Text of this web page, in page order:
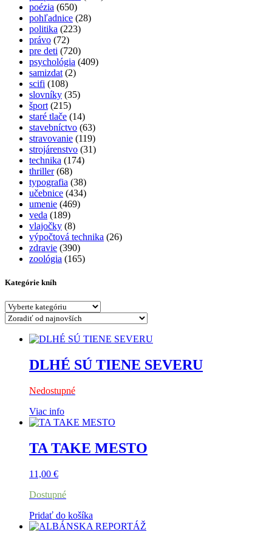
poézia (650)
pohľadnice (28)
politika (223)
právo (72)
pre deti (720)
psychológia (409)
samizdat (2)
scifi (108)
slovníky (35)
šport (215)
staré tlače (14)
stavebníctvo (63)
stravovanie (119)
strojárenstvo (31)
technika (174)
thriller (68)
typografia (38)
učebnice (434)
umenie (469)
veda (189)
vlajočky (8)
výpočtová technika (26)
zdravie (390)
zoológia (165)
Kategórie kníh
DLHÉ SÚ TIENE SEVERU
Nedostupné
Viac info
TA TAKE MESTO
11,00 €
Dostupné
Pridať do košíka